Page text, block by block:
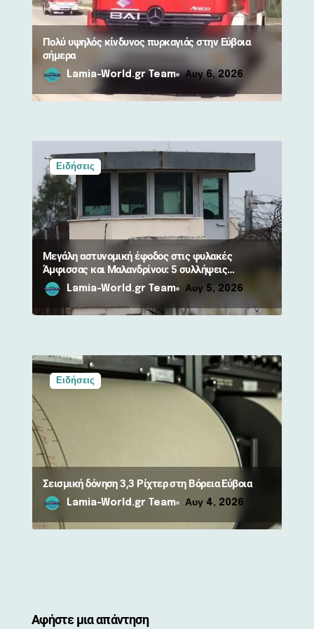
ω
ν
Πολύ υψηλός κίνδυνος πυρκαγιάς στην Εύβοια
σήμερα
Lamia-World.gr Team Αυγ 6, 2026
Ειδήσεις
Μεγάλη αστυνομική έφοδος στις φυλακές
Άμφισσας και Μαλανδρίνου: 5 συλλήψεις
κρατουμένων
Lamia-World.gr Team Αυγ 5, 2026
Ειδήσεις
Σεισμική δόνηση 3,3 Ρίχτερ στη Βόρεια Εύβοια
Lamia-World.gr Team Αυγ 4, 2026
Αφήστε μια απάντηση